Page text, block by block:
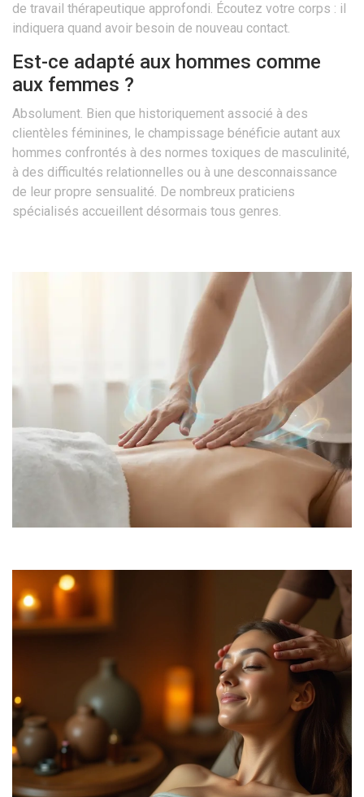
de travail thérapeutique approfondi. Écoutez votre corps : il
indiquera quand avoir besoin de nouveau contact.
Est-ce adapté aux hommes comme
aux femmes ?
Absolument. Bien que historiquement associé à des
clientèles féminines, le champissage bénéficie autant aux
hommes confrontés à des normes toxiques de masculinité,
à des difficultés relationnelles ou à une desconnaissance
de leur propre sensualité. De nombreux praticiens
spécialisés accueillent désormais tous genres.